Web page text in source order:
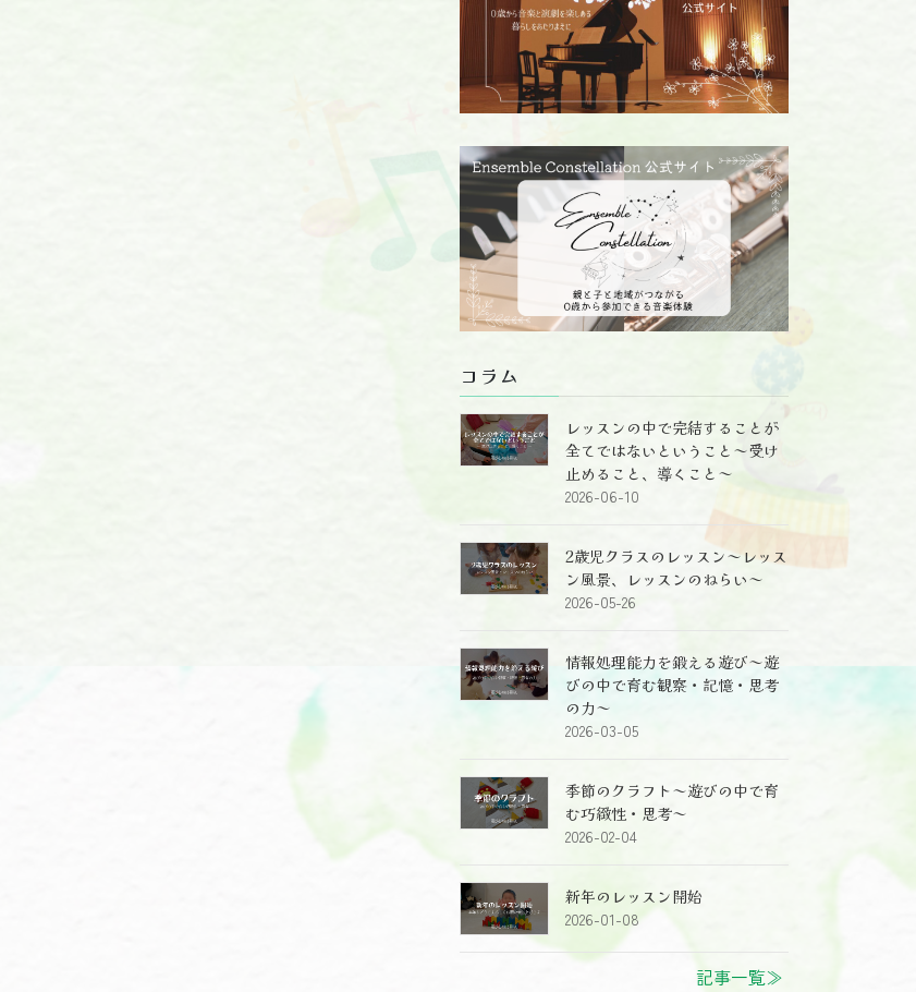
コラム
レッスンの中で完結することが
全てではないということ～受け
止めること、導くこと～
2026-06-10
2歳児クラスのレッスン～レッス
ン風景、レッスンのねらい～
2026-05-26
情報処理能力を鍛える遊び～遊
びの中で育む観察・記憶・思考
の力～
2026-03-05
季節のクラフト～遊びの中で育
む巧緻性・思考～
2026-02-04
新年のレッスン開始
2026-01-08
記事一覧≫